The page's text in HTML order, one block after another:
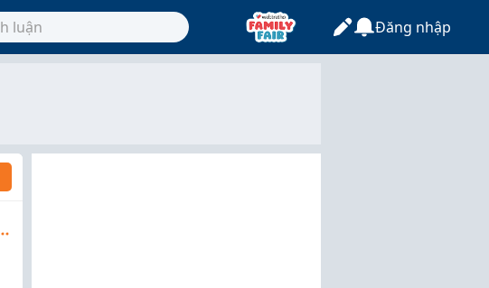
Đăng nhập